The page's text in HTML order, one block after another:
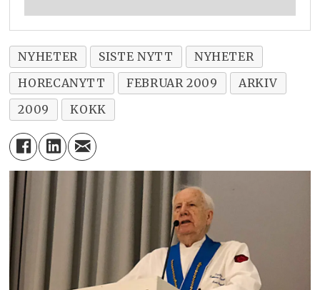
NYHETER SISTE NYTT
NYHETER
HORECANYTT
FEBRUAR 2009
ARKIV
2009
KOKK